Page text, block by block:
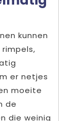
kunnen
er netjes
moeite
de
die weinig